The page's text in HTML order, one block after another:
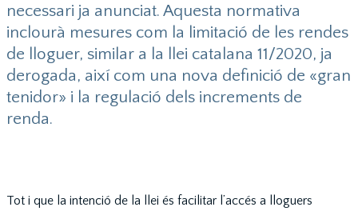
necessari ja anunciat. Aquesta normativa
inclourà mesures com la limitació de les rendes
de lloguer, similar a la llei catalana 11/2020, ja
derogada, així com una nova definició de «gran
tenidor» i la regulació dels increments de
renda.
Tot i que la intenció de la llei és facilitar l’accés a lloguers